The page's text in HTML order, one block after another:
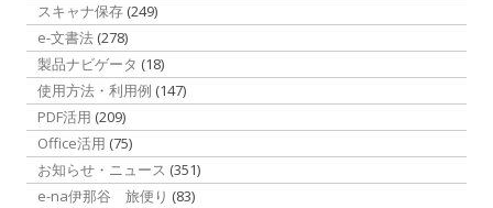
スキャナ保存 (249)
e-文書法 (278)
製品ナビゲータ (18)
使用方法・利用例 (147)
PDF活用 (209)
Office活用 (75)
お知らせ・ニュース (351)
e-na伊那谷 旅便り (83)